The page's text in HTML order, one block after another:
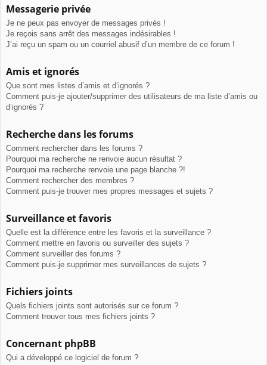
Messagerie privée
Je ne peux pas envoyer de messages privés !
Je reçois sans arrêt des messages indésirables !
J’ai reçu un spam ou un courriel abusif d’un membre de ce forum !
Amis et ignorés
Que sont mes listes d’amis et d’ignorés ?
Comment puis-je ajouter/supprimer des utilisateurs de ma liste d’amis ou
d’ignorés ?
Recherche dans les forums
Comment rechercher dans les forums ?
Pourquoi ma recherche ne renvoie aucun résultat ?
Pourquoi ma recherche renvoie une page blanche ?!
Comment rechercher des membres ?
Comment puis-je trouver mes propres messages et sujets ?
Surveillance et favoris
Quelle est la différence entre les favoris et la surveillance ?
Comment mettre en favoris ou surveiller des sujets ?
Comment surveiller des forums ?
Comment puis-je supprimer mes surveillances de sujets ?
Fichiers joints
Quels fichiers joints sont autorisés sur ce forum ?
Comment trouver tous mes fichiers joints ?
Concernant phpBB
Qui a développé ce logiciel de forum ?